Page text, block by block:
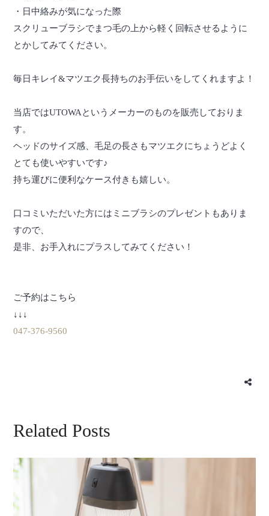
・日中絡みが気になった際
スクリューブラシでまつ毛の上から軽く回転させるように
とかしてみてください。
毎日キレイ&マツエク長持ちのお手伝いをしてくれますよ！
当店ではUTOWAというメーカーのものを販売しておりま
す。
ヘッドのサイズ感、毛足の長さもマツエクにちょうどよく
とても使いやすいです♪
持ち運びに便利なケース付きも嬉しい。
口コミいただいた方にはミニブラシのプレゼントもありま
すので、
是非、お手入れにプラスしてみてください！
ご予約はこちら
↓↓↓
047-376-9560
Related Posts